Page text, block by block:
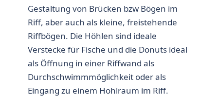
Gestaltung von Brücken bzw Bögen im
Riff, aber auch als kleine, freistehende
Riffbögen. Die Höhlen sind ideale
Verstecke für Fische und die Donuts ideal
als Öffnung in einer Riffwand als
Durchschwimmmöglichkeit oder als
Eingang zu einem Hohlraum im Riff.